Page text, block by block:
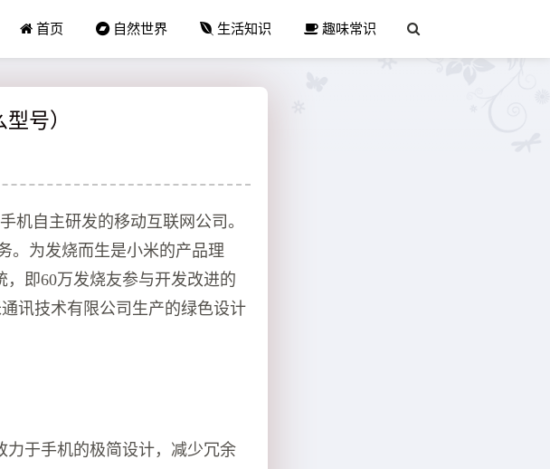
首页 自然世界 生活知识 趣味常识
号）
机自主研发的移动互联网公司。
。为发烧而生是小米的产品理
即60万发烧友参与开发改进的
讯技术有限公司生产的绿色设计
于手机的极简设计，减少冗余